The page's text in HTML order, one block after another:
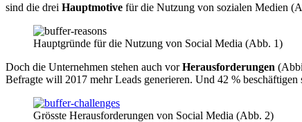
sind die drei Hauptmotive für die Nutzung von sozialen Medien
Hauptgründe für die Nutzung von Social Media (Abb. 1)
Doch die Unternehmen stehen auch vorHerausforderungen
Befragte will 2017 mehr Leads generieren. Und 42 %
Grösste Herausforderungen von Social Media (Abb. 2)